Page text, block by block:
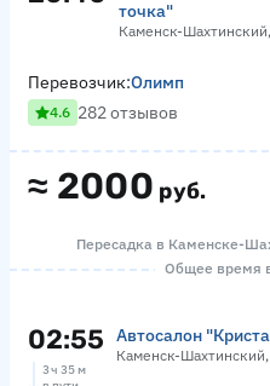
точка"
Каменск-
≈ 2000 руб.
Перевозчик:Олимп
4.6 282 отзывов
Пересадка в Каменске-
Общее время
02:55 Автосалон
Каменск-
3 ч 35 м